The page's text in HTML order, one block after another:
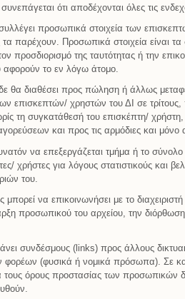
ότι αποδέχονται όλες τις
συλλέγει προσωπικά στοιχεία των
τα παρέχουν. Προσωπικά στοιχεία είναι
προσδιορισμό της ταυτότητας ή την
αφορούν το εν λόγω άτομο.
θα διαθέσει προς πώληση ή άλλως
επισκεπτών/ χρηστών του ΔΙ σε τρίτους,
τη συγκατάθεσή του επισκέπτη/
και προς τις αρμόδιες και μόνο
να επεξεργάζεται τμήμα ή το
χρήστες για λόγους στατιστικούς και
του.
να επικοινωνήσει με το
προσωπικού του αρχείου, την
συνδέσμους (links) προς άλλους
φορέων (φυσικά ή νομικά πρόσωπα). Σε
τους όρους προστασίας των προσωπικών